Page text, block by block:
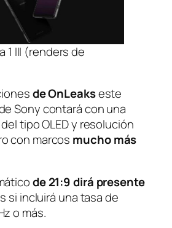
1 III (renders de
de OnLeakseste
Sony contará con una
tipo OLED y resolución
con marcos mucho más
de 21:9 dirá presente
si incluirá una tasa de
o más.